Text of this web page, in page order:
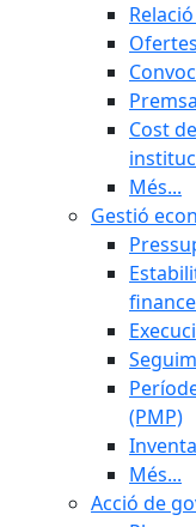
Cost
Més...
Gestió
(PMP)
Més...
Acció de